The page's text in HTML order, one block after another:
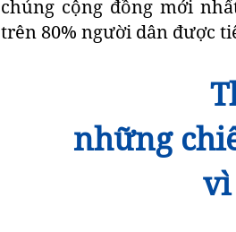
chủng cộng đồng mới
trên 80% người dân được
những
vì